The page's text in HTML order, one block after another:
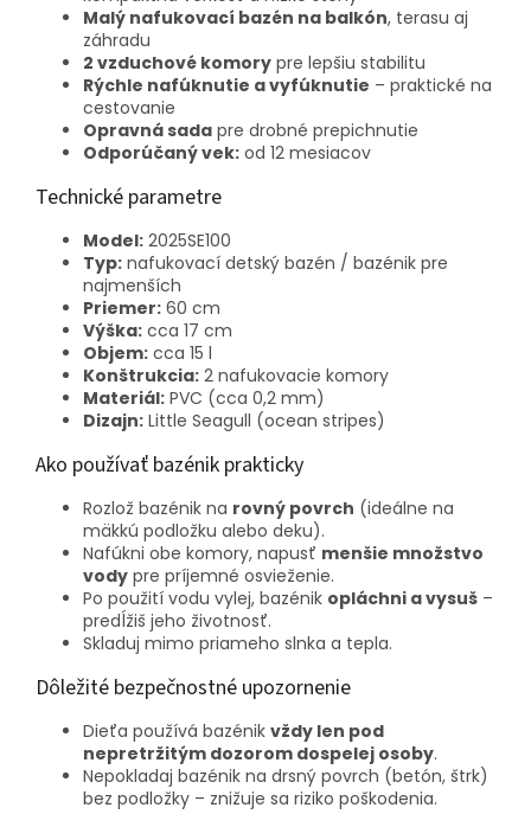
Malý nafukovací bazén na balkón, terasu aj
záhradu
2 vzduchové komory pre lepšiu stabilitu
Rýchle nafúknutie a vyfúknutie – praktické na
cestovanie
Opravná sada pre drobné prepichnutie
Odporúčaný vek: od 12 mesiacov
Technické parametre
Model: 2025SE100
Typ: nafukovací detský bazén / bazénik pre
najmenších
Priemer: 60 cm
Výška: cca 17 cm
Objem: cca 15 l
Konštrukcia: 2 nafukovacie komory
Materiál: PVC (cca 0,2 mm)
Dizajn: Little Seagull (ocean stripes)
Ako používať bazénik prakticky
Rozlož bazénik na rovný povrch (ideálne na
mäkkú podložku alebo deku).
Nafúkni obe komory, napusť menšie množstvo
vody pre príjemné osvieženie.
Po použití vodu vylej, bazénik opláchni a vysuš –
predĺžiš jeho životnosť.
Skladuj mimo priameho slnka a tepla.
Dôležité bezpečnostné upozornenie
Dieťa používá bazénik vždy len pod
nepretržitým dozorom dospelej osoby.
Nepokladaj bazénik na drsný povrch (betón, štrk)
bez podložky – znižuje sa riziko poškodenia.